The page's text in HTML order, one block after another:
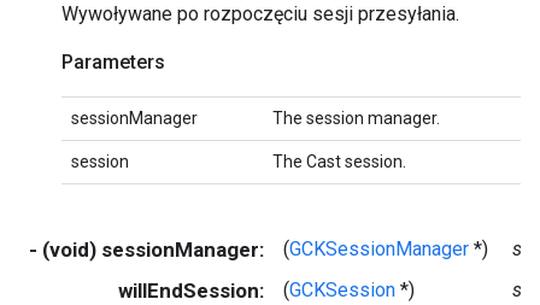
Wywoływane po rozpoczęciu sesji przesyłania.
Parameters
sessionManager The session manager.
session The Cast session.
- (void) sessionManager: (GCKSessionManager *)
willEndSession: (GCKSession *)